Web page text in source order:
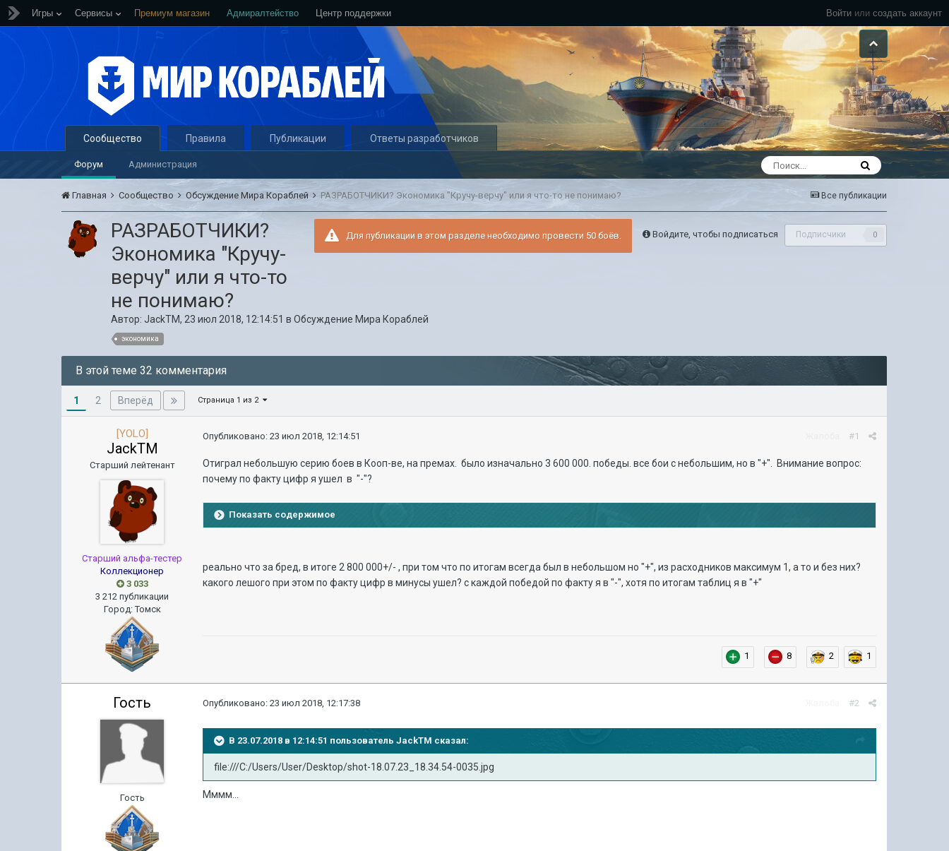
Войти или создать аккаунт
Игры Сервисы Премиум магазин Адмиралтейство Центр поддержки
Сообщество
Форум Администрация
Правила Публикации Ответы разработчиков
Все публикации
Главная Сообщество Обсуждение Мира Кораблей РАЗРАБОТЧИКИ? Экономика "Кручу-верчу" или я что-то не понимаю?
Войдите, чтобы подписаться Подписчики 0
Для публикации в этом разделе необходимо провести 50 боёв.
РАЗРАБОТЧИКИ?
Экономика "Кручу-
верчу" или я что-то
не понимаю?
Автор:JackTM, 23 июл 2018, 12:14:51 вОбсуждение Мира Кораблей
экономика
В этой теме 32 комментария
1 2 Вперёд Страница 1 из 2
[YOLO]
JackTM
Старший лейтенант
Старший альфа-тестер
Коллекционер
3 033
3 212 публикации
Город:Томск
#1
Опубликовано:23 июл 2018, 12:14:51
Отиграл небольшую серию боев в Кооп-ве, на премах. было изначально 3 600 000. победы. все бои с небольшим, но в "+". Внимание вопрос:
почему по факту цифр я ушел в "-"?
Показать содержимое
реально что за бред, в итоге 2 800 000+/- , при том что по итогам всегда был в небольшом но "+", из расходников максимум 1, а то и без них?
какого лешого при этом по факту цифр в минусы ушел? с каждой победой по факту я в "-", хотя по итогам таблиц я в "+"
1 8 2 1
Гость
Гость
#2
Опубликовано:23 июл 2018, 12:17:38
В 23.07.2018 в 12:14:51 пользовательJackTM сказал:
file:///C:/Users/User/Desktop/shot-18.07.23_18.34.54-0035.jpg
Мммм...